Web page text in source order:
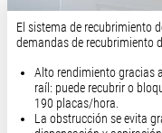
El sistema de recubrimiento
demandas de recubrimiento
Alto rendimiento gracias
raíl: puede recubrir o
190 placas/hora.
La obstrucción se evita